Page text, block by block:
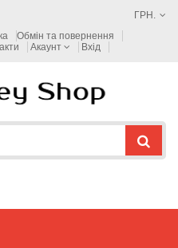
ГРН.
Обмін та повернення
Акаунт Вхід